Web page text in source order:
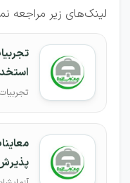
لینک‌های زیر مراجعه